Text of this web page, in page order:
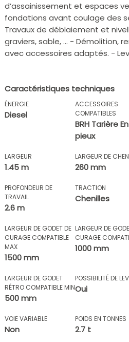
d’assainissement et espaces
fondations avant coulage des
Travaux de déblaiement et
graviers, sable, … - Démolition,
avec accessoires adaptés. -
Caractéristiques techniques
ÉNERGIE
Diesel
ACCESSOIRES
COMPATIBLES
BRH Tarière
pieux
LARGEUR
1.45 m
LARGEUR DE
260 mm
PROFONDEUR DE
TRAVAIL
2.6 m
TRACTION
Chenilles
LARGEUR DE GODET DE
CURAGE COMPATIBLE
MAX
1500 mm
LARGEUR DE
CURAGE
1000 mm
LARGEUR DE GODET
RÉTRO COMPATIBLE MIN
500 mm
POSSIBILITÉ DE
Oui
VOIE VARIABLE
Non
POIDS EN TONNES
2.7 t